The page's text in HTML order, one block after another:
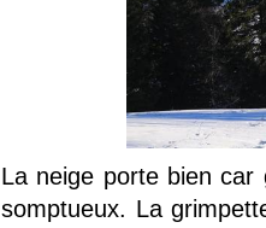
La neige porte bien
somptueux. La